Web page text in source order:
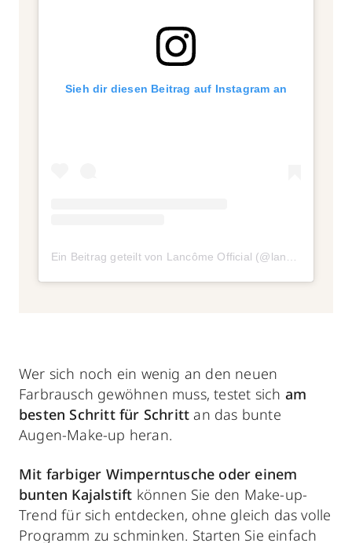
Sieh dir diesen Beitrag auf Instagram an
Wer sich noch ein wenig an den neuen
Farbrausch gewöhnen muss, testet sich am
besten Schritt für Schrittan das bunte
Augen-Make-up heran.
Mit farbiger Wimperntusche oder einem
bunten Kajalstift können Sie den Make-up-
Trend für sich entdecken, ohne gleich das volle
Programm zu schminken. Starten Sie einfach